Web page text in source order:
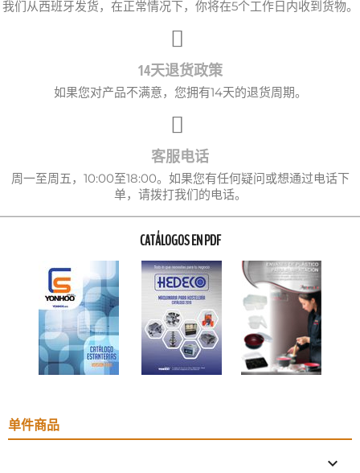
我们从西班牙发货，在正常情况下，你将在5个工作日内收到货物。
14天退货政策
如果您对产品不满意，您拥有14天的退货周期。
客服电话
周一至周五，10:00至18:00。如果您有任何疑问或想通过电话下
单，请拨打我们的电话。
CATÁLOGOS EN PDF
单件商品
